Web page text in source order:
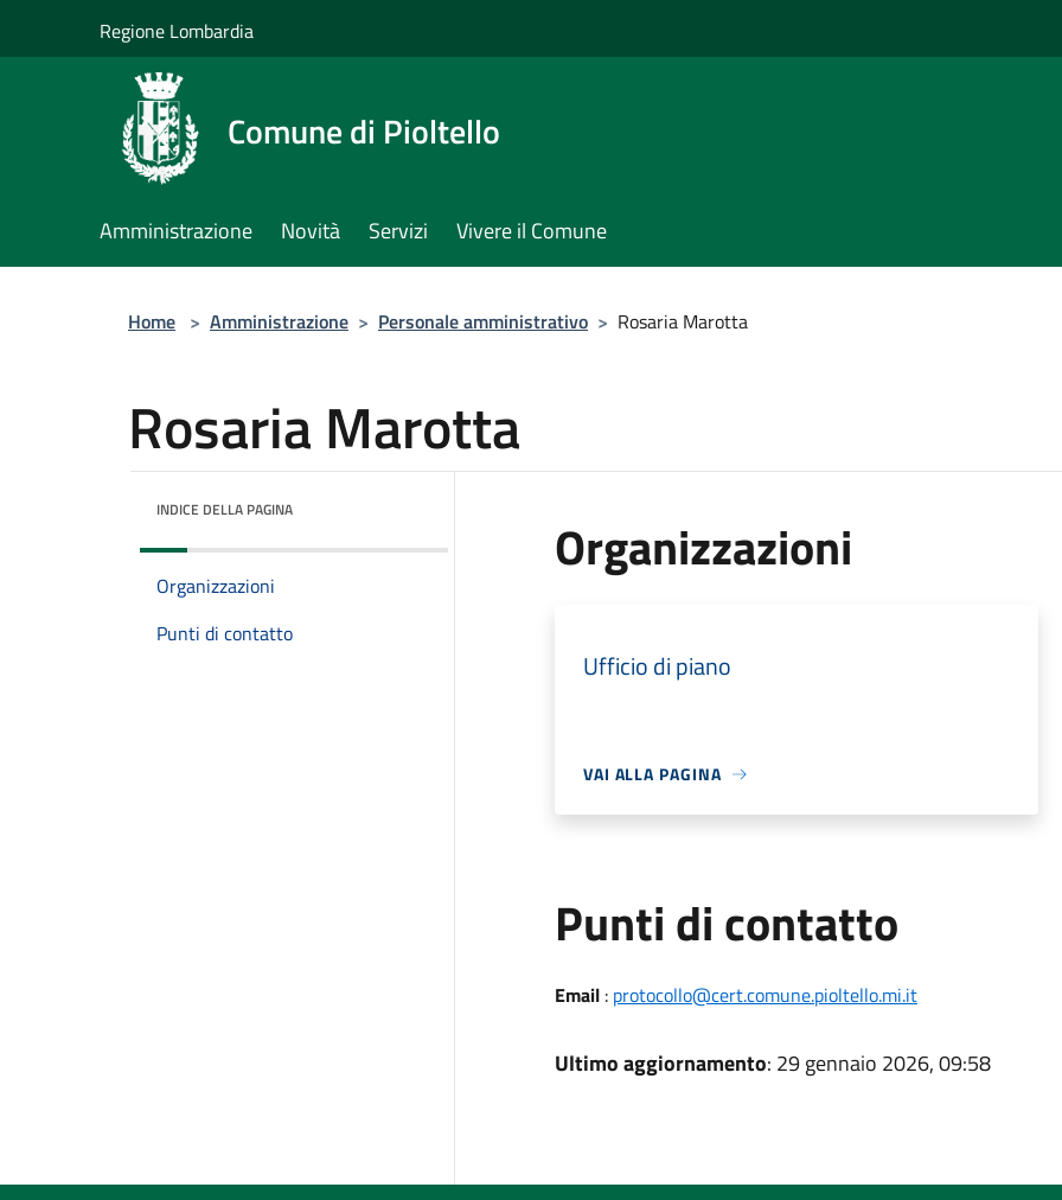
Regione Lombardia
Comune di Pioltello
Amministrazione Novità Servizi Vivere il Comune
Home > Amministrazione > Personale amministrativo > Rosaria Marotta
Rosaria Marotta
INDICE DELLA PAGINA
Organizzazioni
Punti di contatto
Organizzazioni
Ufficio di piano
VAI ALLA PAGINA
Punti di contatto
Email: protocollo@cert.comune.pioltello.mi.it
Ultimo aggiornamento: 29 gennaio 2026, 09:58